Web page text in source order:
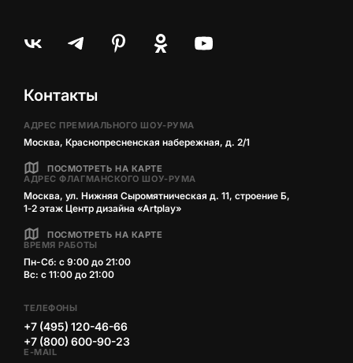
Контакты
АДРЕС ПРЕМИАЛЬНОГО ШОУ-РУМА
Москва, Краснопресненская набережная, д. 2/1
ПОСМОТРЕТЬ НА КАРТЕ
АДРЕС ФЛАГМАНСКОГО ШОУ-РУМА
Москва, ул. Нижняя Сыромятническая д. 11, строение Б,
1‑2 этаж Центр дизайна «Artplay»
ПОСМОТРЕТЬ НА КАРТЕ
ВРЕМЯ РАБОТЫ
Пн-Сб: с 9:00 до 21:00
Вс: с 11:00 до 21:00
ТЕЛЕФОНЫ
+7 (495) 120-46-66
+7 (800) 600-90-23
E-MAIL